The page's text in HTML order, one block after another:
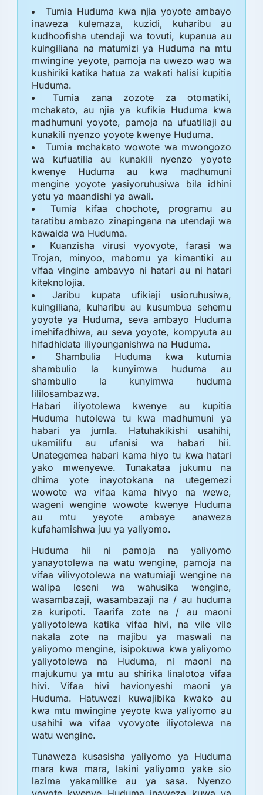
Tumia Huduma kwa njia yoyote ambayo
inaweza kulemaza, kuzidi, kuharibu au
kudhoofisha utendaji wa tovuti, kupanua au
kuingiliana na matumizi ya Huduma na mtu
mwingine yeyote, pamoja na uwezo wao wa
kushiriki katika hatua za wakati halisi kupitia
Huduma.
Tumia zana zozote za otomatiki,
mchakato, au njia ya kufikia Huduma kwa
madhumuni yoyote, pamoja na ufuatiliaji au
kunakili nyenzo yoyote kwenye Huduma.
Tumia mchakato wowote wa mwongozo
wa kufuatilia au kunakili nyenzo yoyote
kwenye Huduma au kwa madhumuni
mengine yoyote yasiyoruhusiwa bila idhini
yetu ya maandishi ya awali.
Tumia kifaa chochote, programu au
taratibu ambazo zinapingana na utendaji wa
kawaida wa Huduma.
Kuanzisha virusi vyovyote, farasi wa
Trojan, minyoo, mabomu ya kimantiki au
vifaa vingine ambavyo ni hatari au ni hatari
kiteknolojia.
Jaribu kupata ufikiaji usioruhusiwa,
kuingiliana, kuharibu au kusumbua sehemu
yoyote ya Huduma, seva ambayo Huduma
imehifadhiwa, au seva yoyote, kompyuta au
hifadhidata iliyounganishwa na Huduma.
Shambulia Huduma kwa kutumia
shambulio la kunyimwa huduma au
shambulio la kunyimwa huduma
lililosambazwa.
Habari iliyotolewa kwenye au kupitia
Huduma hutolewa tu kwa madhumuni ya
habari ya jumla. Hatuhakikishi usahihi,
ukamilifu au ufanisi wa habari hii.
Unategemea habari kama hiyo tu kwa hatari
yako mwenyewe. Tunakataa jukumu na
dhima yote inayotokana na utegemezi
wowote wa vifaa kama hivyo na wewe,
wageni wengine wowote kwenye Huduma
au mtu yeyote ambaye anaweza
kufahamishwa juu ya yaliyomo.
Huduma hii ni pamoja na yaliyomo
yanayotolewa na watu wengine, pamoja na
vifaa vilivyotolewa na watumiaji wengine na
walipa leseni wa wahusika wengine,
wasambazaji, wasambazaji na / au huduma
za kuripoti. Taarifa zote na / au maoni
yaliyotolewa katika vifaa hivi, na vile vile
nakala zote na majibu ya maswali na
yaliyomo mengine, isipokuwa kwa yaliyomo
yaliyotolewa na Huduma, ni maoni na
majukumu ya mtu au shirika linalotoa vifaa
hivi. Vifaa hivi havionyeshi maoni ya
Huduma. Hatuwezi kuwajibika kwako au
kwa mtu mwingine yeyote kwa yaliyomo au
usahihi wa vifaa vyovyote iliyotolewa na
watu wengine.
Tunaweza kusasisha yaliyomo ya Huduma
mara kwa mara, lakini yaliyomo yake sio
lazima yakamilike au ya sasa. Nyenzo